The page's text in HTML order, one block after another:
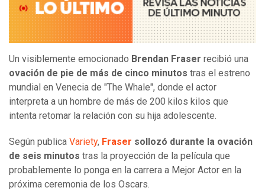
Un visiblemente emocionado Brendan Fraser recibió una
ovación de pie de más de cinco minutos tras el estreno
mundial en Venecia de "The Whale", donde el actor
interpreta a un hombre de más de 200 kilos kilos que
intenta retomar la relación con su hija adolescente.
Según publica Variety, Fraser sollozó durante la ovación
de seis minutos tras la proyección de la película que
probablemente lo ponga en la carrera a Mejor Actor en la
próxima ceremonia de los Oscars.